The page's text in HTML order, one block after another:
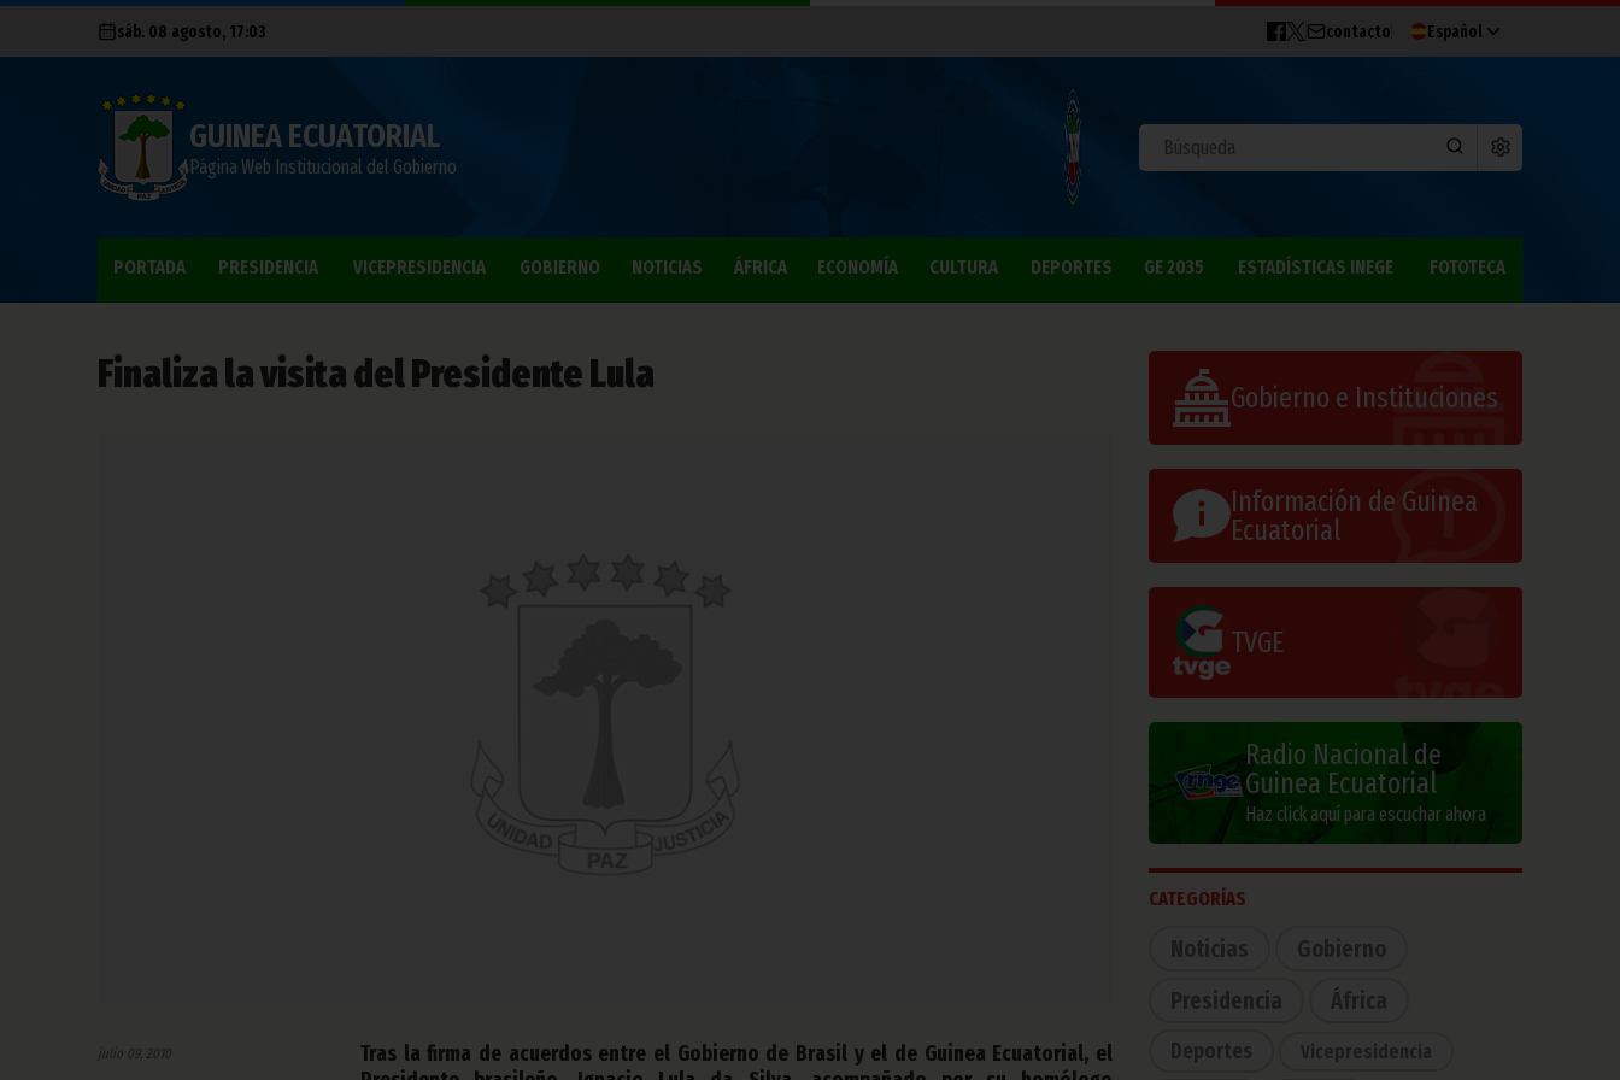
sáb. 08 agosto, 17:03 contacto Español
GUINEA ECUATORIAL
Página Web Institucional del Gobierno
PORTADA PRESIDENCIA VICEPRESIDENCIA GOBIERNO NOTICIAS ÁFRICA ECONOMÍA CULTURA DEPORTES GE 2035 ESTADÍSTICAS INEGE FOTOTECA
Finaliza la visita del Presidente Lula
julio 09, 2010
Tras la firma de acuerdos entre el Gobierno de Brasil y el de Guinea Ecuatorial, el
Gobierno e Instituciones
Información de Guinea
Ecuatorial
TVGE
Radio Nacional de
Guinea Ecuatorial
Haz click aquí para escuchar ahora
CATEGORÍAS
Noticias
Gobierno
Presidencia
África
Deportes Vicepresidencia